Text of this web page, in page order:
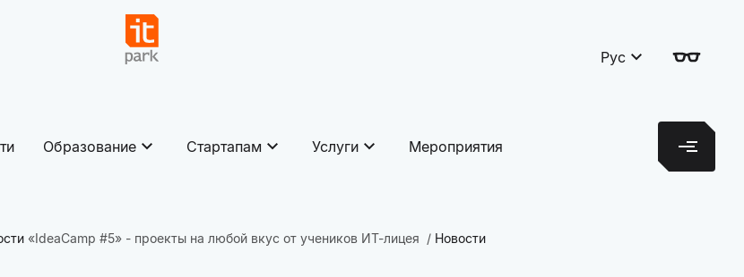
Рус
Образование Стартапам Услуги Мероприятия
«IdeaCamp #5» - проекты на любой вкус от учеников ИТ-лицея Новости